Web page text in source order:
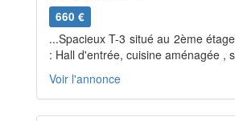
660 €
...Spacieux T-3 situé au 2ème
: Hall d'entrée, cuisine aménagée ,
Voir l'annonce